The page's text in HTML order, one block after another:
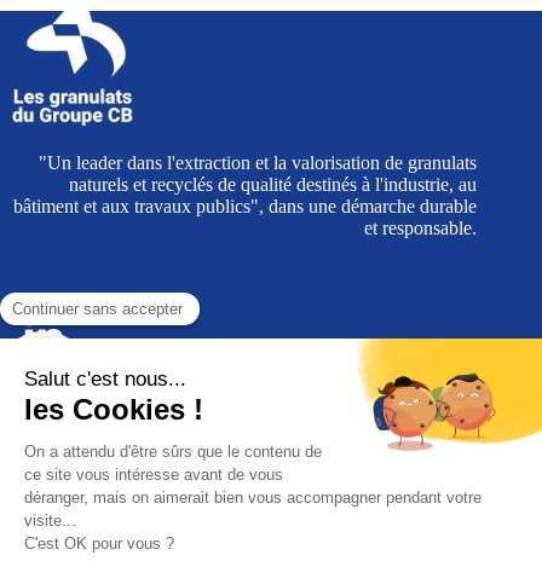
"Un leader dans l'extraction et la valorisation de granulats
naturels et recyclés de qualité destinés à l'industrie, au
bâtiment et aux travaux publics", dans une démarche durable
et responsable.
Les granulats du Groupe CB
Siège administratif
Parc entreprises Eurocap ,Bâtiment A510
Rue du Cap Blanc Nez - CS 40074 Coquelles
62 102 Calais cedex
Siège social